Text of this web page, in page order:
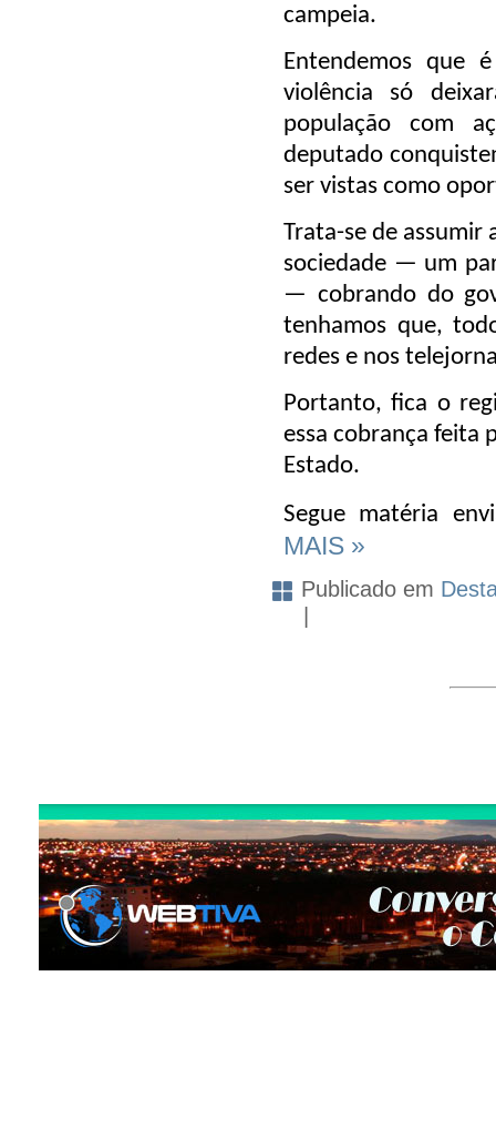
campeia.
Entendemos que
violência só
população com
deputado
ser vistas como
Trata-se de assumir
sociedade — um
— cobrando do
tenhamos que,
redes e nos
Portanto, fica o
essa cobrança feita
Estado.
Segue matéria
MAIS »
Publicado em